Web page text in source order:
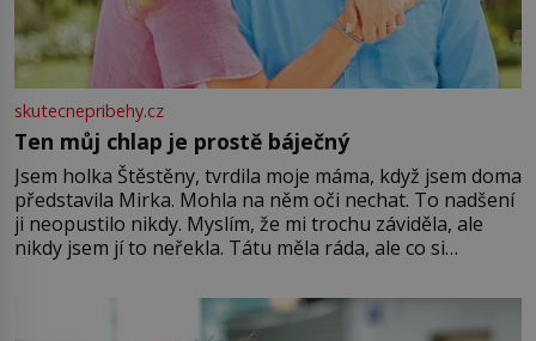
skutecnepribehy.cz
Ten můj chlap je prostě báječný
Jsem holka Štěstěny, tvrdila moje máma, když jsem doma
představila Mirka. Mohla na něm oči nechat. To nadšení
ji neopustilo nikdy. Myslím, že mi trochu záviděla, ale
nikdy jsem jí to neřekla. Tátu měla ráda, ale co si
Jsme spolu moc rádi Tehdy byla jiná doba, když